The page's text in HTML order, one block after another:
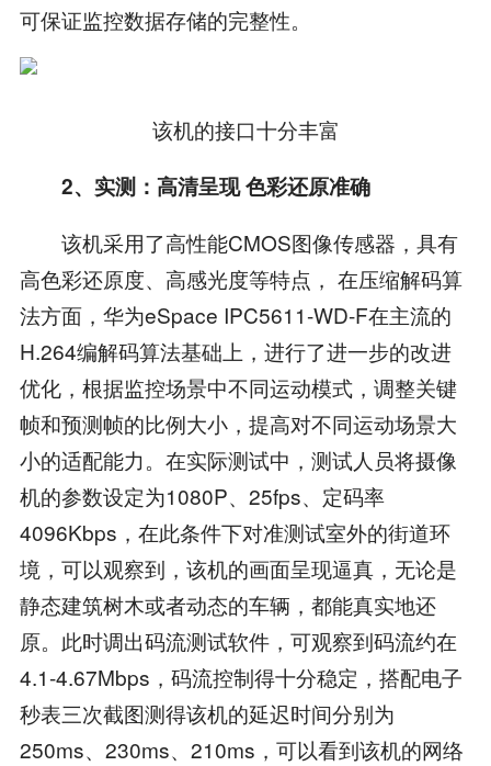
可保证监控数据存储的完整性。
该机的接口十分丰富
2、实测：高清呈现 色彩还原准确
该机采用了高性能CMOS图像传感器，具有
高色彩还原度、高感光度等特点， 在压缩解码算
法方面，华为eSpace IPC5611-WD-F在主流的
H.264编解码算法基础上，进行了进一步的改进
优化，根据监控场景中不同运动模式，调整关键
帧和预测帧的比例大小，提高对不同运动场景大
小的适配能力。在实际测试中，测试人员将摄像
机的参数设定为1080P、25fps、定码率
4096Kbps，在此条件下对准测试室外的街道环
境，可以观察到，该机的画面呈现逼真，无论是
静态建筑树木或者动态的车辆，都能真实地还
原。此时调出码流测试软件，可观察到码流约在
4.1-4.67Mbps，码流控制得十分稳定，搭配电子
秒表三次截图测得该机的延迟时间分别为
250ms、230ms、210ms，可以看到该机的网络